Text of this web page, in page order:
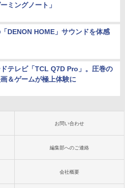
ミングノート」
DENON HOME」サウンドを体感
テレビ「TCL Q7D Pro」。圧巻の
＆ゲームが極上体験に
お問い合わせ
編集部へのご連絡
会社概要